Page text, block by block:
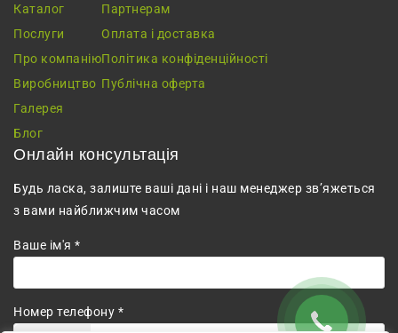
Каталог
Послуги
Про компанію
Виробництво
Галерея
Блог
Партнерам
Оплата і доставка
Політика конфіденційності
Публічна оферта
Онлайн консультація
Будь ласка, залиште ваші дані і наш менеджер зв’яжеться
з вами найближчим часом
Ваше ім'я *
Номер телефону *